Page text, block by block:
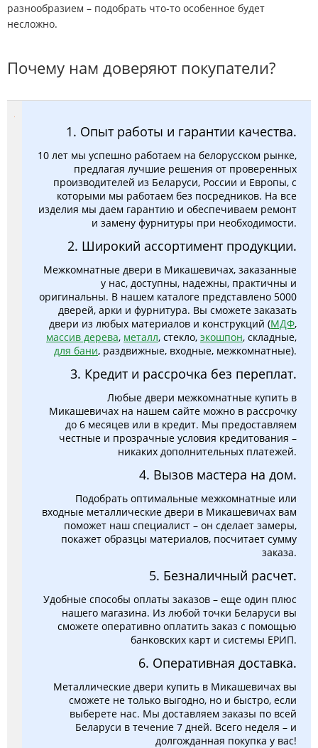
разнообразием – подобрать что-то особенное будет
несложно.
Почему нам доверяют покупатели?
1. Опыт работы и гарантии качества.
10 лет мы успешно работаем на белорусском рынке,
предлагая лучшие решения от проверенных
производителей из Беларуси, России и Европы, с
которыми мы работаем без посредников. На все
изделия мы даем гарантию и обеспечиваем ремонт
и замену фурнитуры при необходимости.
2. Широкий ассортимент продукции.
Межкомнатные двери в Микашевичах, заказанные
у нас, доступны, надежны, практичны и
оригинальны. В нашем каталоге представлено 5000
дверей, арки и фурнитура. Вы сможете заказать
двери из любых материалов и конструкций (МДФ,
массив дерева, металл, стекло, экошпон, складные,
для бани, раздвижные, входные, межкомнатные).
3. Кредит и рассрочка без переплат.
Любые двери межкомнатные купить в
Микашевичах на нашем сайте можно в рассрочку
до 6 месяцев или в кредит. Мы предоставляем
честные и прозрачные условия кредитования –
никаких дополнительных платежей.
4. Вызов мастера на дом.
Подобрать оптимальные межкомнатные или
входные металлические двери в Микашевичах вам
поможет наш специалист – он сделает замеры,
покажет образцы материалов, посчитает сумму
заказа.
5. Безналичный расчет.
Удобные способы оплаты заказов – еще один плюс
нашего магазина. Из любой точки Беларуси вы
сможете оперативно оплатить заказ с помощью
банковских карт и системы ЕРИП.
6. Оперативная доставка.
Металлические двери купить в Микашевичах вы
сможете не только выгодно, но и быстро, если
выберете нас. Мы доставляем заказы по всей
Беларуси в течение 7 дней. Всего неделя – и
долгожданная покупка у вас!